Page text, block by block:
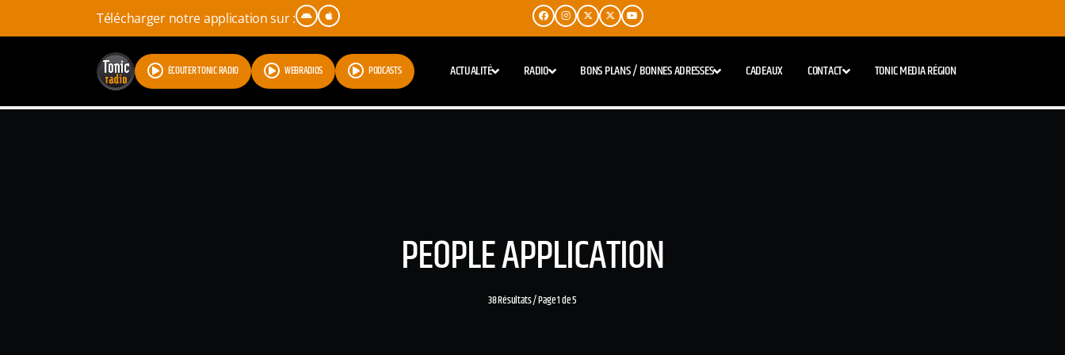
Télécharger notre application sur :
ÉCOUTER TONIC RADIO WEBRADIOS PODCASTS ACTUALITÉ RADIO BONS PLANS / BONNES ADRESSES CADEAUX CONTACT TONIC MEDIA RÉGION
PEOPLE APPLICATION
38 Résultats / Page 1 de 5